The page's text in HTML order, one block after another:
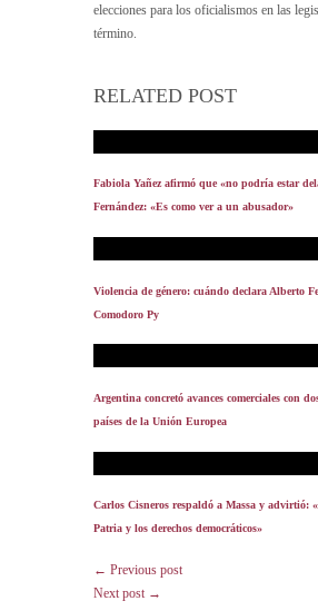
elecciones para los oficialismos en las
término.
RELATED POST
Fabiola Yañez afirmó que «no podría estar
Fernández: «Es como ver a un abusador»
Violencia de género: cuándo declara Alberto
Comodoro Py
Argentina concretó avances comerciales con
países de la Unión Europea
Carlos Cisneros respaldó a Massa y advirtió:
Patria y los derechos democráticos»
← Previous post
Next post →